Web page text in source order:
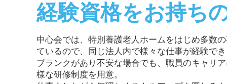
経験資格をお持ち
中心会では、特別養護老人ホームをはじめ多数
ているので、同じ法人内で様々な仕事が経験で
ブランクがあり不安な場合でも、職員のキャリ
様な研修制度を用意。